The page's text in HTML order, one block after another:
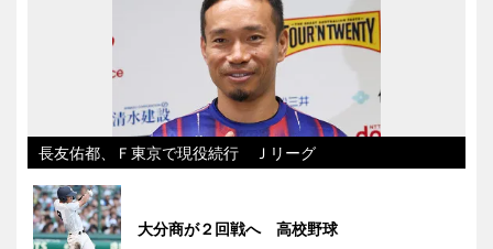
長友佑都、Ｆ東京で現役続行 Ｊリーグ
大分商が２回戦へ 高校野球